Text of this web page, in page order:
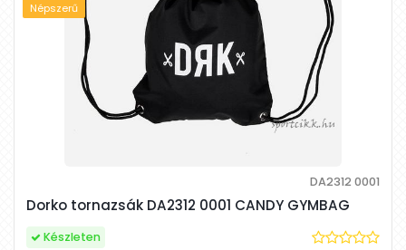
Dorko tornazsák DA2312 0001 CANDY GYMBAG
DA2312 0001
Készleten
Népszerű